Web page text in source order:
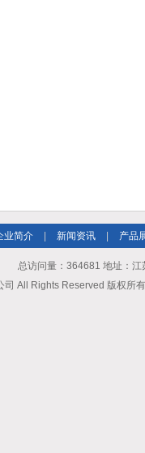
业简介 新闻资讯 产品
总访问量：364681 地址：
司 All Rights Reserved 版权所